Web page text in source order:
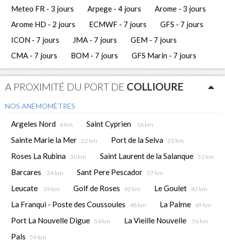
meilleures décisions de navigation.
Infosvent vous propose 12 modèles météo différents pour
Collioure . Ces prévisions météo gratuites vous permettent
d'avoir une vue complète et de comparer les tendances
météorologiques des jours à venir.
Meteo FR - 3 jours Arpege - 4 jours
Arome - 3 jours
Arome HD - 2 jours
ECMWF - 7 jours
GFS - 7 jours
ICON - 7 jours
JMA - 7 jours
GEM - 7 jours
CMA - 7 jours
BOM - 7 jours GFS Marin - 7 jours
A PROXIMITÉ DU PORT DE COLLIOURE
NOS ANÉMOMÈTRES
Argeles Nord 6 km Saint Cyprien 16 km
Sainte Marie la Mer 22 km Port de la Selva 23 km
Roses La Rubina 30 km Saint Laurent de la Salanque 31 km
Barcares 34 km Sant Pere Pescador 37 km
Leucate 39 km Golf de Roses 42 km Le Goulet 43 km
La Franqui - Poste des Coussoules 48 km La Palme 49 km
Port La Nouvelle Digue 54 km La Vieille Nouvelle 56 km
Pals 59 km